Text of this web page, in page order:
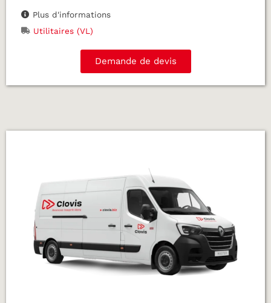
Plus d'informations
Utilitaires (VL)
Demande de devis